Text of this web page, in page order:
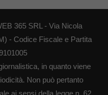
365 SRL - Via Nicola
- Codice Fiscale e Partita
in quanto viene
Non può pertanto
ai sensi della legge n. 62